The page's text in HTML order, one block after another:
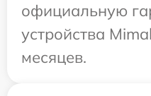
официальную
устройства
месяцев.